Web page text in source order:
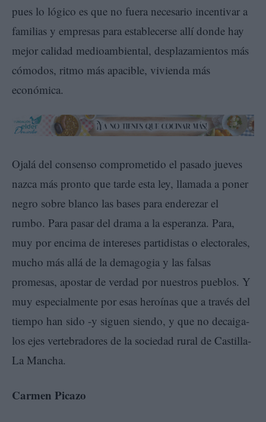
pues lo lógico es que no fuera necesario incentivar a
familias y empresas para establecerse allí donde hay
mejor calidad medioambiental, desplazamientos más
cómodos, ritmo más apacible, vivienda más
económica.
Ojalá del consenso comprometido el pasado jueves
nazca más pronto que tarde esta ley, llamada a poner
negro sobre blanco las bases para enderezar el
rumbo. Para pasar del drama a la esperanza. Para,
muy por encima de intereses partidistas o electorales,
mucho más allá de la demagogia y las falsas
promesas, apostar de verdad por nuestros pueblos. Y
muy especialmente por esas heroínas que a través del
tiempo han sido -y siguen siendo, y que no decaiga-
los ejes vertebradores de la sociedad rural de Castilla-
La Mancha.
Carmen Picazo